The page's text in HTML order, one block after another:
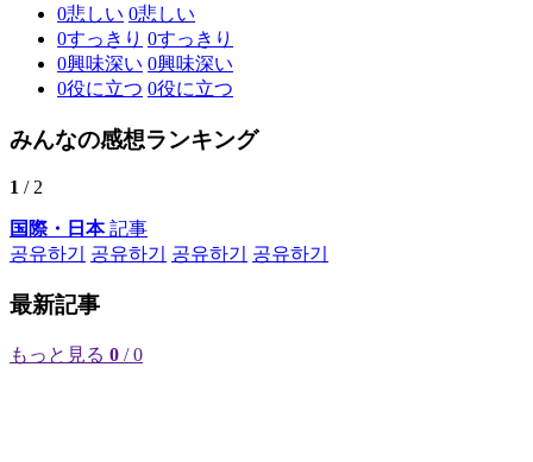
0悲しい 0悲しい
0すっきり 0すっきり
0興味深い 0興味深い
0役に立つ 0役に立つ
みんなの感想ランキング
1 / 2
国際・日本記事
공유하기
공유하기 공유하기 공유하기
最新記事
もっと見る 0 / 0